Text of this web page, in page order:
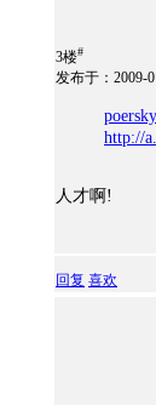
3楼#
发布于：2009-
poersky
http://
人才啊!
回复 喜欢